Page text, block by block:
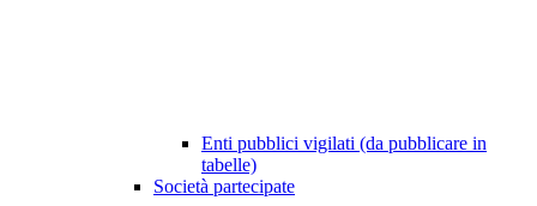
Enti pubblici vigilati (da pubblicare in
tabelle)
Società partecipate